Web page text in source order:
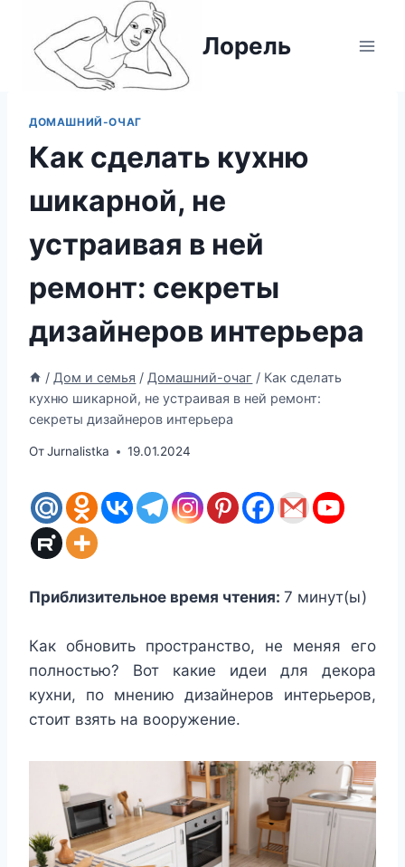
содержимому
Лорель
ДОМАШНИЙ-ОЧАГ
Как сделать кухню
шикарной, не
устраивая в ней
ремонт: секреты
дизайнеров интерьера
/ Дом и семья / Домашний-очаг / Как сделать
кухню шикарной, не устраивая в ней ремонт:
секреты дизайнеров интерьера
ОтJurnalistka 19.01.2024
Приблизительное время чтения: 7 минут(ы)
Как обновить пространство, не меняя его
полностью? Вот какие идеи для декора
кухни, по мнению дизайнеров интерьеров,
стоит взять на вооружение.